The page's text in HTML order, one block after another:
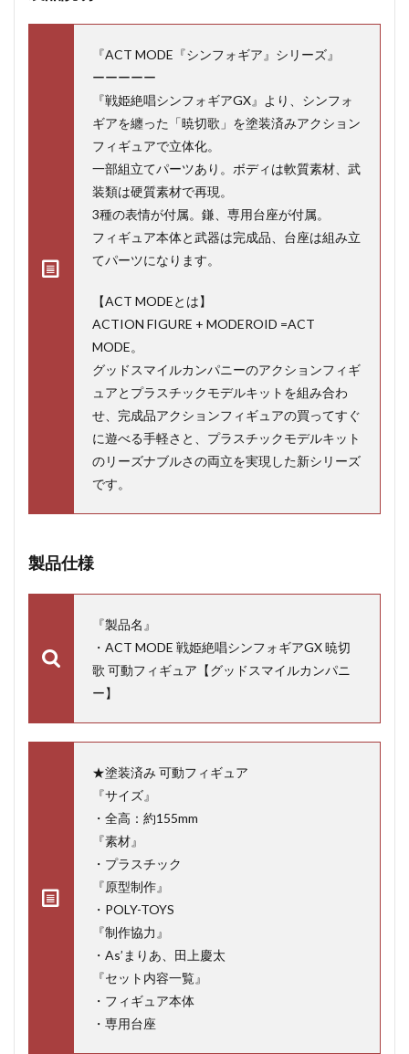
『ACT MODE『シンフォギア』シリーズ』
ーーーーー
『戦姫絶唱シンフォギアGX』より、シンフォ
ギアを纏った「暁切歌」を塗装済みアクション
フィギュアで立体化。
一部組立てパーツあり。ボディは軟質素材、武
装類は硬質素材で再現。
3種の表情が付属。鎌、専用台座が付属。
フィギュア本体と武器は完成品、台座は組み立
てパーツになります。
【ACT MODEとは】
ACTION FIGURE + MODEROID =ACT
MODE。
グッドスマイルカンパニーのアクションフィギ
ュアとプラスチックモデルキットを組み合わ
せ、完成品アクションフィギュアの買ってすぐ
に遊べる手軽さと、プラスチックモデルキット
のリーズナブルさの両立を実現した新シリーズ
です。
製品仕様
『製品名』
・ACT MODE 戦姫絶唱シンフォギアGX 暁切
歌 可動フィギュア【グッドスマイルカンパニ
ー】
★塗装済み 可動フィギュア
『サイズ』
・全高：約155mm
『素材』
・プラスチック
『原型制作』
・POLY-TOYS
『制作協力』
・As’まりあ、田上慶太
『セット内容一覧』
・フィギュア本体
・専用台座